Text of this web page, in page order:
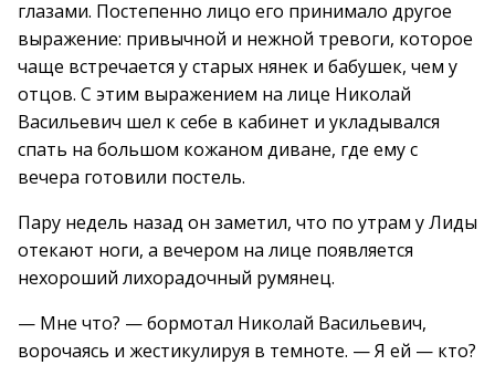
глазами. Постепенно лицо его принимало другое
выражение: привычной и нежной тревоги, которое
чаще встречается у старых нянек и бабушек, чем у
отцов. С этим выражением на лице Николай
Васильевич шел к себе в кабинет и укладывался
спать на большом кожаном диване, где ему с
вечера готовили постель.
Пару недель назад он заметил, что по утрам у Лиды
отекают ноги, а вечером на лице появляется
нехороший лихорадочный румянец.
— Мне что? — бормотал Николай Васильевич,
ворочаясь и жестикулируя в темноте. — Я ей — кто?